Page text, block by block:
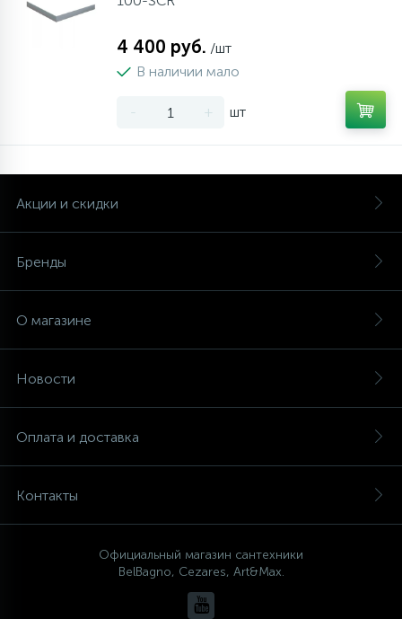
4 400 руб. /шт
В наличии мало
- + шт
Акции и скидки
Бренды
О магазине
Новости
Оплата и доставка
Контакты
Официальный магазин сантехники
BelBagno, Cezares, Art&Max.